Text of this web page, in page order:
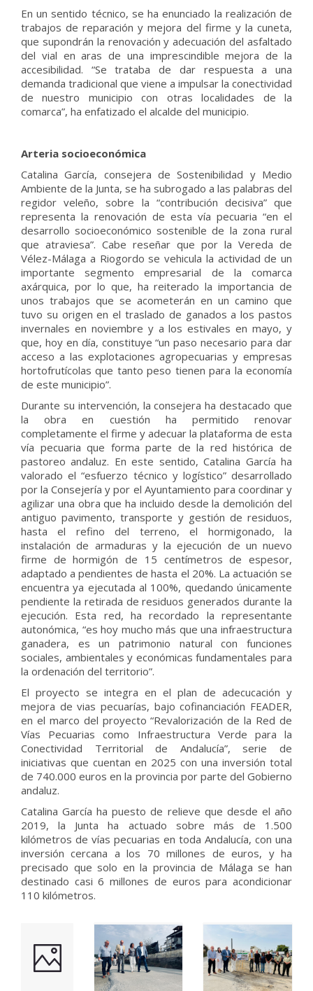
En un sentido técnico, se ha enunciado la realización de
trabajos de reparación y mejora del firme y la cuneta,
que supondrán la renovación y adecuación del asfaltado
del vial en aras de una imprescindible mejora de la
accesibilidad. “Se trataba de dar respuesta a una
demanda tradicional que viene a impulsar la conectividad
de nuestro municipio con otras localidades de la
comarca”, ha enfatizado el alcalde del municipio.
Arteria socioeconómica
Catalina García, consejera de Sostenibilidad y Medio
Ambiente de la Junta, se ha subrogado a las palabras del
regidor veleño, sobre la “contribución decisiva” que
representa la renovación de esta vía pecuaria “en el
desarrollo socioeconómico sostenible de la zona rural
que atraviesa”. Cabe reseñar que por la Vereda de
Vélez-Málaga a Riogordo se vehicula la actividad de un
importante segmento empresarial de la comarca
axárquica, por lo que, ha reiterado la importancia de
unos trabajos que se acometerán en un camino que
tuvo su origen en el traslado de ganados a los pastos
invernales en noviembre y a los estivales en mayo, y
que, hoy en día, constituye “un paso necesario para dar
acceso a las explotaciones agropecuarias y empresas
hortofrutícolas que tanto peso tienen para la economía
de este municipio”.
Durante su intervención, la consejera ha destacado que
la obra en cuestión ha permitido renovar
completamente el firme y adecuar la plataforma de esta
vía pecuaria que forma parte de la red histórica de
pastoreo andaluz. En este sentido, Catalina García ha
valorado el “esfuerzo técnico y logístico” desarrollado
por la Consejería y por el Ayuntamiento para coordinar y
agilizar una obra que ha incluido desde la demolición del
antiguo pavimento, transporte y gestión de residuos,
hasta el refino del terreno, el hormigonado, la
instalación de armaduras y la ejecución de un nuevo
firme de hormigón de 15 centímetros de espesor,
adaptado a pendientes de hasta el 20%. La actuación se
encuentra ya ejecutada al 100%, quedando únicamente
pendiente la retirada de residuos generados durante la
ejecución. Esta red, ha recordado la representante
autonómica, “es hoy mucho más que una infraestructura
ganadera, es un patrimonio natural con funciones
sociales, ambientales y económicas fundamentales para
la ordenación del territorio”.
El proyecto se integra en el plan de adecucación y
mejora de vias pecuarías, bajo cofinanciación FEADER,
en el marco del proyecto “Revalorización de la Red de
Vías Pecuarias como Infraestructura Verde para la
Conectividad Territorial de Andalucía”, serie de
iniciativas que cuentan en 2025 con una inversión total
de 740.000 euros en la provincia por parte del Gobierno
andaluz.
Catalina García ha puesto de relieve que desde el año
2019, la Junta ha actuado sobre más de 1.500
kilómetros de vías pecuarias en toda Andalucía, con una
inversión cercana a los 70 millones de euros, y ha
precisado que solo en la provincia de Málaga se han
destinado casi 6 millones de euros para acondicionar
110 kilómetros.